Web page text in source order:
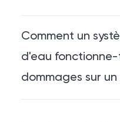
Comment un
d'eau
dommages sur un